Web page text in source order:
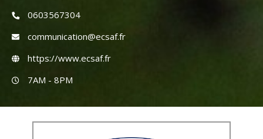
0603567304
communication@ecsaf.fr
https://www.ecsaf.fr
7AM - 8PM